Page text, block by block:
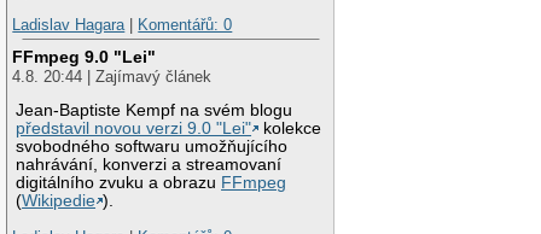
Ladislav Hagara| Komentářů: 0
FFmpeg 9.0 "Lei"
4.8. 20:44 | Zajímavý článek
Jean-Baptiste Kempf na svém blogu
představil novou verzi 9.0 "Lei"
kolekce
svobodného softwaru umožňujícího
nahrávání, konverzi a streamovaní
digitálního zvuku a obrazu FFmpeg
(Wikipedie ).